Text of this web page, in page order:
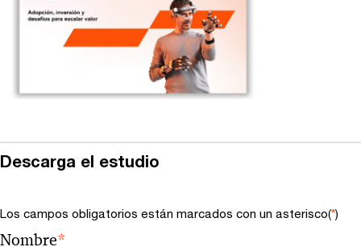
Descarga el estudio
Los campos obligatorios están marcados con un asterisco(*)
Nombre*